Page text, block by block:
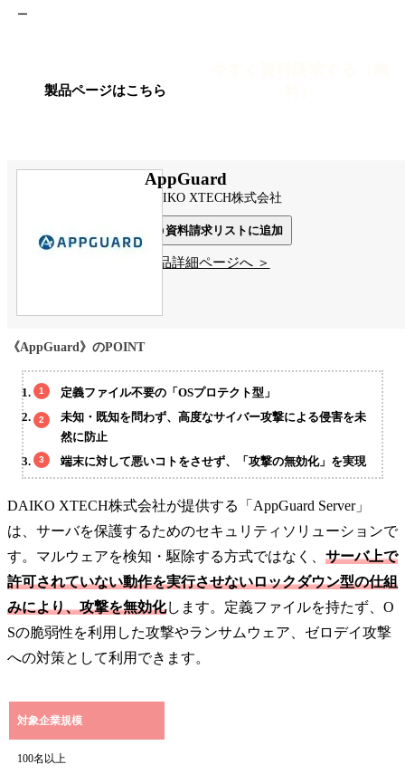
ー
製品ページはこちら
AppGuard
DAIKO XTECH株式会社
資料請求リストに追加
製品詳細ページへ ＞
《AppGuard》のPOINT
定義ファイル不要の「OSプロテクト型」
未知・既知を問わず、高度なサイバー攻撃による侵害を未
然に防止
端末に対して悪いコトをさせず、「攻撃の無効化」を実現
DAIKO XTECH株式会社が提供する「AppGuard Server」
は、サーバを保護するためのセキュリティソリューションで
す。マルウェアを検知・駆除する方式ではなく、 サーバ上で
許可されていない動作を実行させないロックダウン型の仕組
みにより、攻撃を無効化します。定義ファイルを持たず、O
Sの脆弱性を利用した攻撃やランサムウェア、ゼロデイ攻撃
への対策として利用できます。
対象企業規模
100名以上